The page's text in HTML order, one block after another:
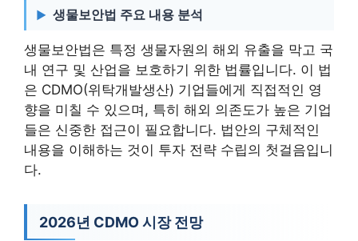
생물보안법 주요 내용 분석
생물보안법은 특정 생물자원의 해외 유출을 막고 국
내 연구 및 산업을 보호하기 위한 법률입니다. 이 법
은 CDMO(위탁개발생산) 기업들에게 직접적인 영
향을 미칠 수 있으며, 특히 해외 의존도가 높은 기업
들은 신중한 접근이 필요합니다. 법안의 구체적인
내용을 이해하는 것이 투자 전략 수립의 첫걸음입니
다.
2026년 CDMO 시장 전망